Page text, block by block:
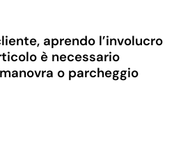
aprendo l’involucro
è necessario
o parcheggio